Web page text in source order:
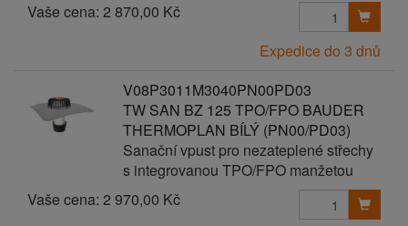
Vaše cena: 2 870,00 Kč
Expedice do 3 dnů
V08P3011M3040PN00PD03
TW SAN BZ 125 TPO/FPO BAUDER
THERMOPLAN BÍLÝ (PN00/PD03)
Sanační vpust pro nezateplené střechy
s integrovanou TPO/FPO manžetou
Vaše cena: 2 970,00 Kč